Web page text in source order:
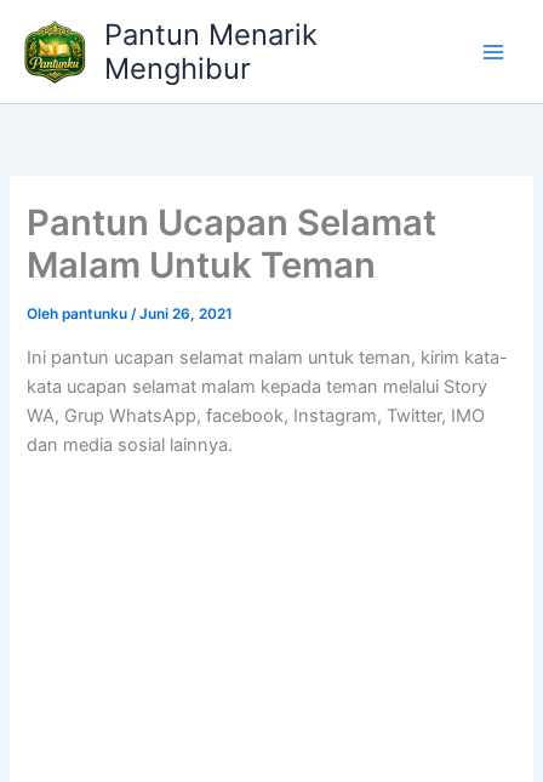
konten
Pantun Menarik
Menghibur
Pantun Ucapan Selamat
Malam Untuk Teman
Olehpantunku/Juni 26, 2021
Ini pantun ucapan selamat malam untuk teman, kirim kata-
kata ucapan selamat malam kepada teman melalui Story
WA, Grup WhatsApp, facebook, Instagram, Twitter, IMO
dan media sosial lainnya.